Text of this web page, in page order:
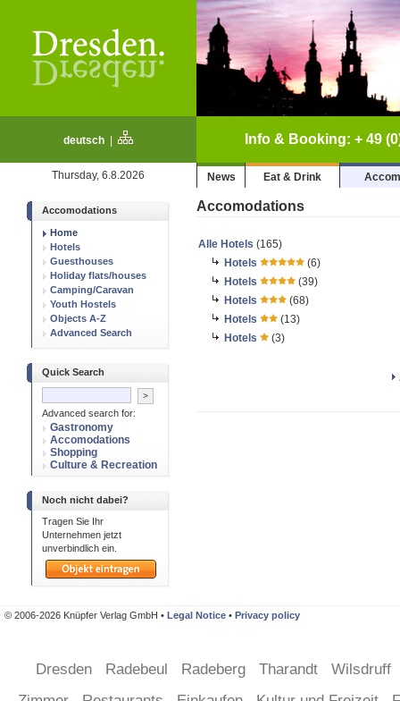
deutsch Info & Booking: + 49
Thursday, 6.8.2026 News Eat & Drink
Accomodations
Home
Hotels
Guesthouses
Holiday flats/houses
Camping/Caravan
Youth Hostels
Objects A-Z
Advanced Search
Quick Search
Advanced search for:
Gastronomy
Accomodations
Shopping
Culture & Recreation
Noch nicht dabei?
Tragen Sie Ihr
Unternehmen jetzt
unverbindlich ein.
Accomodations
Alle Hotels (165)
Hotels
(6)
Hotels
(39)
Hotels
(68)
Hotels
(13)
Hotels
(3)
© 2006-2026 Knüpfer Verlag GmbH • Legal Notice • Privacy policy
Dresden Radebeul Radeberg Tharandt
Wilsdruff